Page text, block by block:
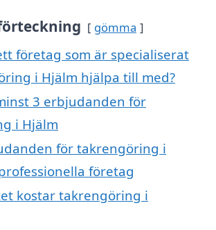
gömma
företag som är specialiserat
i Hjälm hjälpa till med?
3 erbjudanden för
i Hjälm
för takrengöring i
företag
kostar takrengöring i